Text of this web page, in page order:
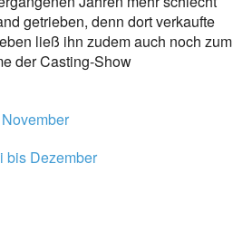
getrieben, denn dort verkaufte
ließ ihn zudem auch noch zum
der Casting-Show
bis Dezember